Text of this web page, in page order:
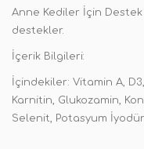
Anne Kediler İçin Destek
destekler.
İçerik Bilgileri:
İçindekiler: Vitamin A,
Karnitin, Glukozamin,
Selenit, Potasyum İyodür.